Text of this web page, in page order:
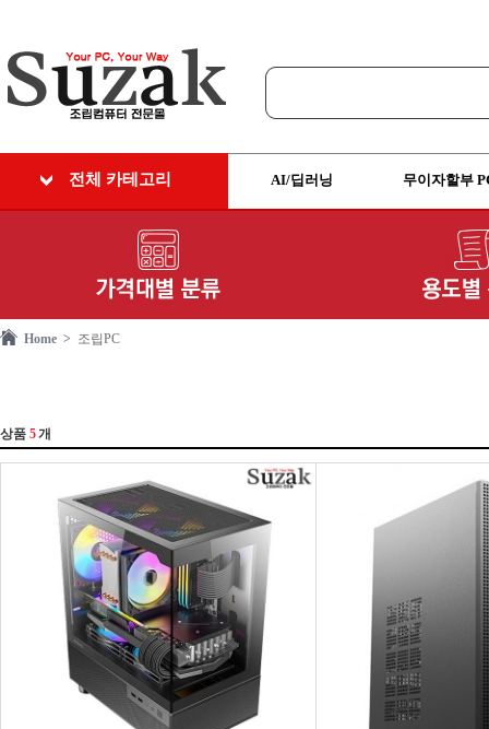
전체 카테고리 AI/딥러닝 무이자할부
Home > 조립PC